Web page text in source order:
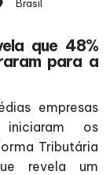
Brasil
que 48%
para a
empresas
os
Tributária
revela um